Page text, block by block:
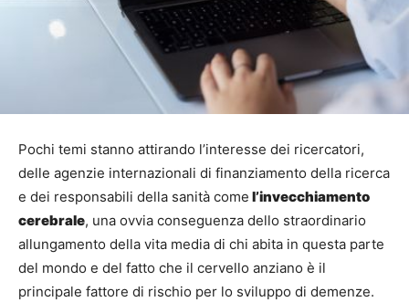
Pochi temi stanno attirando l’interesse dei ricercatori,
delle agenzie internazionali di finanziamento della ricerca
e dei responsabili della sanità come l’invecchiamento
cerebrale, una ovvia conseguenza dello straordinario
allungamento della vita media di chi abita in questa parte
del mondo e del fatto che il cervello anziano è il
principale fattore di rischio per lo sviluppo di demenze.